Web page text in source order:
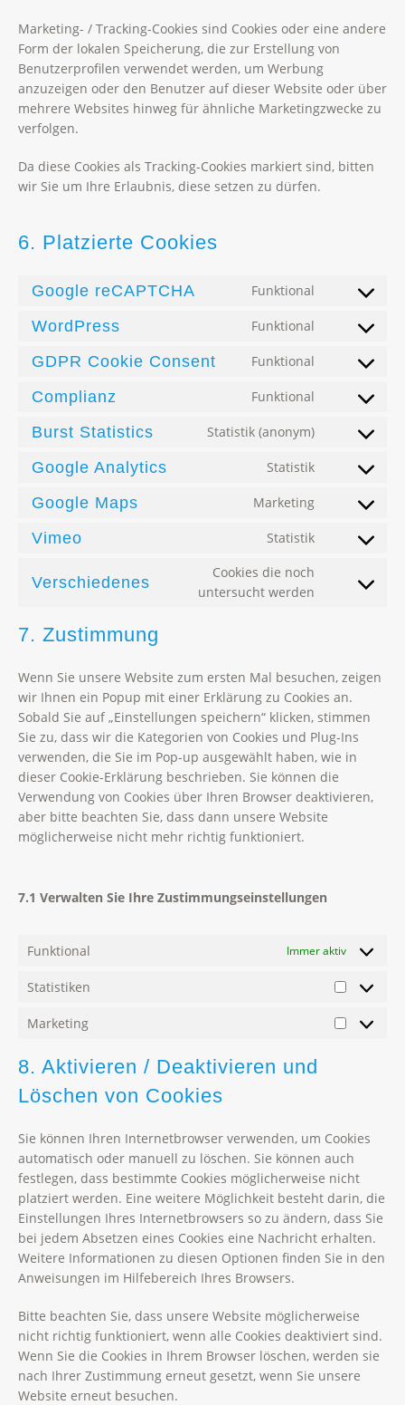
Marketing- / Tracking-Cookies sind Cookies oder eine andere
Form der lokalen Speicherung, die zur Erstellung von
Benutzerprofilen verwendet werden, um Werbung
anzuzeigen oder den Benutzer auf dieser Website oder über
mehrere Websites hinweg für ähnliche Marketingzwecke zu
verfolgen.
Da diese Cookies als Tracking-Cookies markiert sind, bitten
wir Sie um Ihre Erlaubnis, diese setzen zu dürfen.
6. Platzierte Cookies
Google reCAPTCHA Funktional
Consent
service
google-
WordPress Funktional
Consent
service
wordpress
GDPR Cookie Consent Funktional
Consent
service
gdpr-
consent
Complianz Funktional
Consent
service
complianz
Burst Statistics Statistik (anonym)
Consent
service
burst-
Google Analytics Statistik
Consent
service
google-
Google Maps Marketing
Consent
service
Vimeo Statistik
Consent
service
Verschiedenes
Cookies die noch
untersucht werden
Consent
7. Zustimmung
Wenn Sie unsere Website zum ersten Mal besuchen, zeigen
wir Ihnen ein Popup mit einer Erklärung zu Cookies an.
Sobald Sie auf „Einstellungen speichern“ klicken, stimmen
Sie zu, dass wir die Kategorien von Cookies und Plug-Ins
verwenden, die Sie im Pop-up ausgewählt haben, wie in
dieser Cookie-Erklärung beschrieben. Sie können die
Verwendung von Cookies über Ihren Browser deaktivieren,
aber bitte beachten Sie, dass dann unsere Website
möglicherweise nicht mehr richtig funktioniert.
7.1 Verwalten Sie Ihre Zustimmungseinstellungen
Funktional Immer aktiv
Statistiken
Marketing
8. Aktivieren / Deaktivieren und
Löschen von Cookies
Sie können Ihren Internetbrowser verwenden, um Cookies
automatisch oder manuell zu löschen. Sie können auch
festlegen, dass bestimmte Cookies möglicherweise nicht
platziert werden. Eine weitere Möglichkeit besteht darin, die
Einstellungen Ihres Internetbrowsers so zu ändern, dass Sie
bei jedem Absetzen eines Cookies eine Nachricht erhalten.
Weitere Informationen zu diesen Optionen finden Sie in den
Anweisungen im Hilfebereich Ihres Browsers.
Bitte beachten Sie, dass unsere Website möglicherweise
nicht richtig funktioniert, wenn alle Cookies deaktiviert sind.
Wenn Sie die Cookies in Ihrem Browser löschen, werden sie
nach Ihrer Zustimmung erneut gesetzt, wenn Sie unsere
Website erneut besuchen.